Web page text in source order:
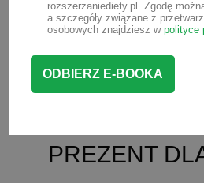
rozszerzania diety.
PREZENT
rozszerzaniediety.pl. Zgodę
a szczegóły związane z
osobowych znajdziesz w polityce